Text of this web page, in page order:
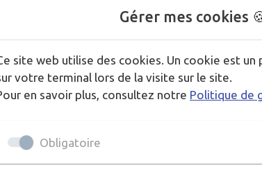
de bénévoles qui organise des moments
desfêtes votives en août(le week-end du
marché gourmand, bal, feu d’artifice et
et toutes les envies !
au long de l'année pour se retrouver,
Gérer mes cookies
site web utilise des cookies. Un cookie est
votre terminal lors de la visite sur le site.
en savoir plus, consultez notre Politique de
Obligatoire